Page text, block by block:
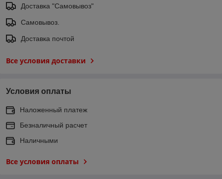
Доставка "Самовывоз"
Самовывоз.
Доставка почтой
Все условия доставки
Условия оплаты
Наложенный платеж
Безналичный расчет
Наличными
Все условия оплаты